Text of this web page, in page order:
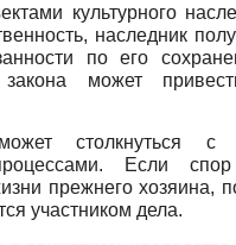
культурного
наследник
по его
закона может
столкнуться с
Если
прежнего хозяина,
участником дела.